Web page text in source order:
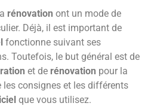
rénovation ont un mode de
Déjà, il est important de
fonctionne suivant ses
Toutefois, le but général est de
et de rénovation pour la
les consignes et les différents
que vous utilisez.